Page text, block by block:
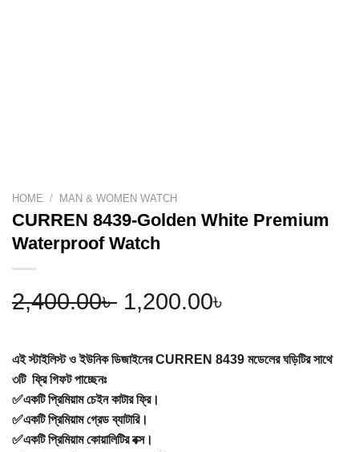
HOME / MAN & WOMEN WATCH
CURREN 8439-Golden White Premium
Waterproof Watch
2,400.00৳ Original
2,400.00৳ .
1,200.00৳
এই স্টাইলিস্ট ও ইউনিক ডিজাইনের CURREN 8439 মডেলের ঘড়িটির সাথে
৩টি ফ্রি গিফট পাচ্ছেনঃ
✅একটিপ্রিমিয়াম চেইন কাটার ফ্রি।
✅একটিপ্রিমিয়াম গ্রেড ব্যাটারি।
✅একটি প্রিমিয়াম কোয়ালিটির বক্স।